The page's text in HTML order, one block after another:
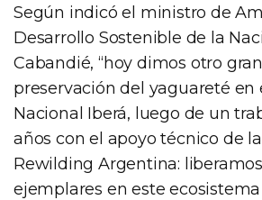
Según indicó el ministro de
Desarrollo Sostenible de la
Cabandié, “hoy dimos otro
preservación del yaguareté en
Nacional Iberá, luego de un
años con el apoyo técnico de
Rewilding Argentina:
ejemplares en este